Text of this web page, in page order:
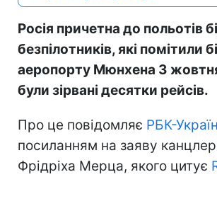
Росія причетна до польотів
безпілотників, які помітили
аеропорту Мюнхена 3
були зірвані десятки рейсів.
Про це повідомляє РБК-
посиланням на заяву
Фрідріха Мерца, якого цитує